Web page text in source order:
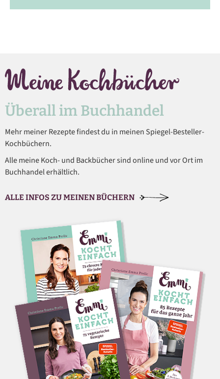
Überall im Buchhandel
Mehr meiner Rezepte findest du in meinen Spiegel-Besteller-
Kochbüchern.
Alle meine Koch- und Backbücher sind online und vor Ort im
Buchhandel erhältlich.
ALLE INFOS ZU MEINEN BÜCHERN